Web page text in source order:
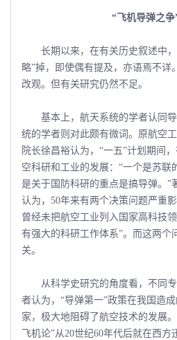
“飞机导弹之争
长期以来，在有关历史叙述中，
略”掉，即使偶有提及，亦语焉不详
改观。但有关研究仍然不足。
基本上，航天系统的学者认同导
统的学者则对此颇有微词。原航空
院长徐昌裕认为，“一五”计划期间
空科研和工业的发展：“一个是苏联
是关于国防科研的重点是搞导弹。”
认为，50年来有两个决策问题严重
曾经未把航空工业列入国家高科技
有强大的科研工作体系”。而这两个
关。
从科学史研究的角度看，不同专
者认为，“导弹第一”政策在我国造
家，极大地阻碍了航空技术的发展
飞机论”从20世纪60年代后就在西